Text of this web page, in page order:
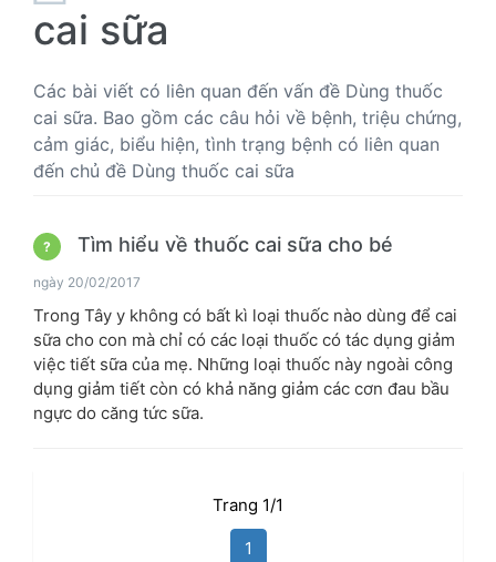
cai sữa
Các bài viết có liên quan đến vấn đề Dùng thuốc
cai sữa. Bao gồm các câu hỏi về bệnh, triệu chứng,
cảm giác, biểu hiện, tình trạng bệnh có liên quan
đến chủ đề Dùng thuốc cai sữa
? Tìm hiểu về thuốc cai sữa cho bé
ngày 20/02/2017
Trong Tây y không có bất kì loại thuốc nào dùng để cai
sữa cho con mà chỉ có các loại thuốc có tác dụng giảm
việc tiết sữa của mẹ. Những loại thuốc này ngoài công
dụng giảm tiết còn có khả năng giảm các cơn đau bầu
ngực do căng tức sữa.
Trang 1/1
1